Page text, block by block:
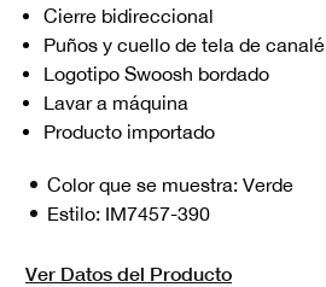
Cierre bidireccional
Puños y cuello de tela de canalé
Logotipo Swoosh bordado
Lavar a máquina
Producto importado
Color que se muestra: Verde
Estilo: IM7457-390
Ver Datos del Producto